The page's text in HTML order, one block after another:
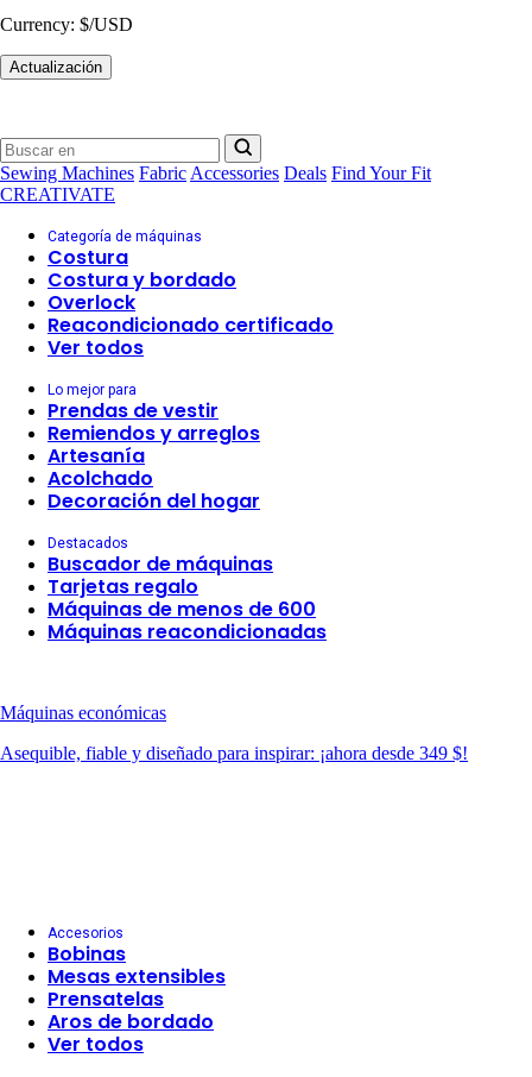
Currency: $/USD
Actualización
Sewing Machines Fabric Accessories Deals Find Your Fit
CREATIVATE
Categoría de máquinas
Costura
Costura y bordado
Overlock
Reacondicionado certificado
Ver todos
Lo mejor para
Prendas de vestir
Remiendos y arreglos
Artesanía
Acolchado
Decoración del hogar
Destacados
Buscador de máquinas
Tarjetas regalo
Máquinas de menos de 600
Máquinas reacondicionadas
Máquinas económicas
Asequible, fiable y diseñado para inspirar: ¡ahora desde 349 $!
Accesorios
Bobinas
Mesas extensibles
Prensatelas
Aros de bordado
Ver todos